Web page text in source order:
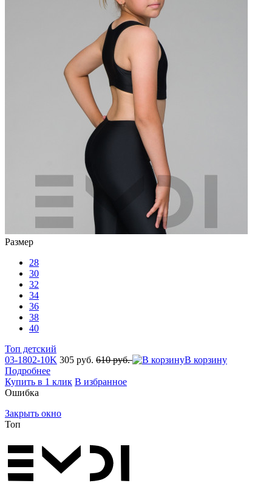
Размер
28
30
32
34
36
38
40
Топ детский
03-1802-10K 305 руб. 610 руб.
В корзину
Подробнее
Купить в 1 клик В избранное
Ошибка
Закрыть окно
Топ